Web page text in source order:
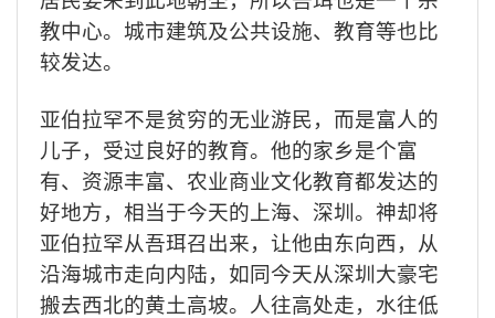
教中心。城市建筑及公共设施、教育等也比
较发达。
亚伯拉罕不是贫穷的无业游民，而是富人的
儿子，受过良好的教育。他的家乡是个富
有、资源丰富、农业商业文化教育都发达的
好地方，相当于今天的上海、深圳。神却将
亚伯拉罕从吾珥召出来，让他由东向西，从
沿海城市走向内陆，如同今天从深圳大豪宅
搬去西北的黄土高坡。人往高处走，水往低